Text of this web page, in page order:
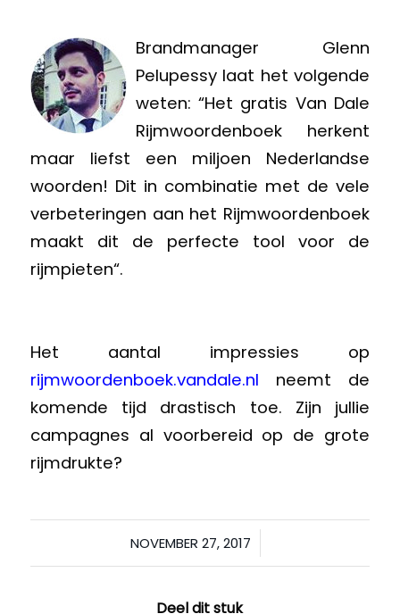
Brandmanager Glenn
Pelupessy laat het volgende
weten: “Het gratis Van Dale
Rijmwoordenboek herkent
maar liefst een miljoen Nederlandse
woorden! Dit in combinatie met de vele
verbeteringen aan het Rijmwoordenboek
maakt dit de perfecte tool voor de
rijmpieten“.
Het aantal impressies op
rijmwoordenboek.vandale.nl neemt de
komende tijd drastisch toe. Zijn jullie
campagnes al voorbereid op de grote
rijmdrukte?
NOVEMBER 27, 2017
/
Deel dit stuk